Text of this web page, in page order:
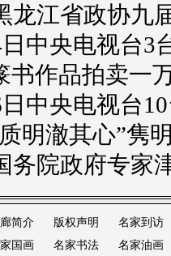
龙江省政协九
日中央电视台
书作品拍卖一
中央电视台
明澈其心”隽
务院政府专家
简介 版权声明
名家到访
国画 名家书法 名家油画